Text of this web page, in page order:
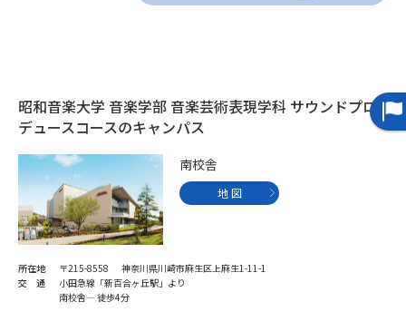
（高3生用）
（高2生用）
SELFBRAND特集ページ
オープンキャンパスなどを調べる
オープンキャンパス検索
来場型・Web型イベント特集
昭和音楽大学 音楽学部 音楽芸術表現学科 サウンドプロ
デュースコースのキャンパス
南校舎
地 図
所在地
〒215-8558 神奈川県川崎市麻生区上麻生1-11-1
交 通
小田急線「新百合ヶ丘駅」より
南校舎― 徒歩4分